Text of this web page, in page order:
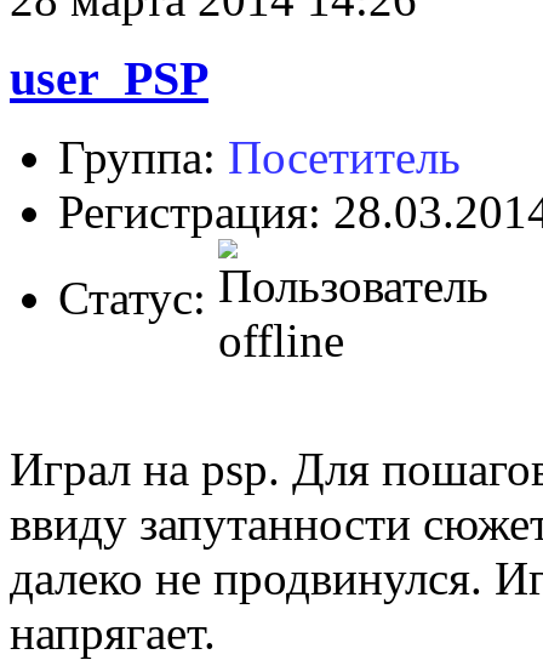
user_PSP
Группа: Посетитель
Регистрация:
Статус:
Играл на psp. Для
ввиду запутанности
далеко не продвинулся.
напрягает.